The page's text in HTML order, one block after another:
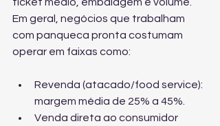
Em geral, negócios que trabalham
com panqueca pronta costumam
operar em faixas como:
Revenda (atacado/food service):
margem média de 25% a 45%.
Venda direta ao consumidor